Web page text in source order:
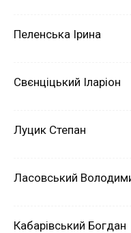
Пеленська Ірина
Свєнціцький Іларіон
Луцик Степан
Ласовський
Кабарівський Богдан